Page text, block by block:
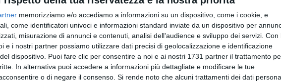
memorizziamo e/o accediamo a informazioni su un dispositivo, come i cookie, e
come identificatori univoci e informazioni standard inviate da un dispositivo per
misurazione di annunci e contenuti, analisi dell'audience e sviluppo dei servizi. Con
e i nostri partner possiamo utilizzare dati precisi di geolocalizzazione e identificazione
dispositivo. Puoi fare clic per consentire a noi e ai nostri 1731 partner il trattamento
In alternativa puoi accedere a informazioni più dettagliate e modificare le tue
o di negare il consenso. Si rende noto che alcuni trattamenti dei dati
le sue opere, impegnato con coraggio e fermezza
infatti non è stato solo una guida spirituale, ma un
esempio di umanità e di coraggio che ha saputo
nella severità del giudizio, ha sempre mantenuto
uomo, un esempio coraggioso, una voce indomita